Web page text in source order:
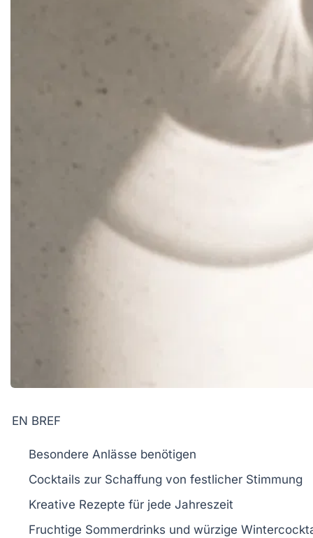
EN BREF
Besondere Anlässe benötigen
Cocktails zur Schaffung von festlicher Stimmung
Kreative Rezepte für jede Jahreszeit
Fruchtige Sommerdrinks und würzige